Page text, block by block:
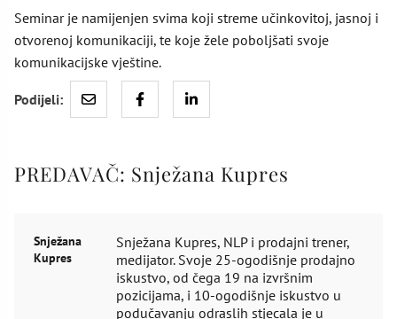
Seminar je namijenjen svima koji streme učinkovitoj, jasnoj i
otvorenoj komunikaciji, te koje žele poboljšati svoje
komunikacijske vještine.
Podijeli:
PREDAVAČ: Snježana Kupres
Snježana
Kupres
Snježana Kupres, NLP i prodajni trener,
medijator. Svoje 25-ogodišnje prodajno
iskustvo, od čega 19 na izvršnim
pozicijama, i 10-ogodišnje iskustvo u
podučavanju odraslih stjecala je u